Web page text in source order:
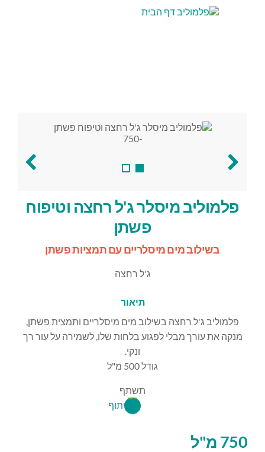
פלמוליב מיסלר ג'ל רחצה וטיפוח
פשתן
בשילוב מים מיסלריים עם תמציות פשתן
ג'ל רחצה
תיאור
פלמוליב ג'ל רחצה בשילוב מים מיסלריים ותמצית פשתן,
מנקה את עורך מבלי לפגוע בלחות שלו, לשמירה על עור רך
ונקי.
גודל 500 מ"ל
תשתף
750 מ''ל